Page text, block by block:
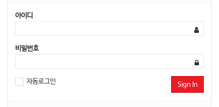
아이디
비밀번호
자동로그인 Sign In